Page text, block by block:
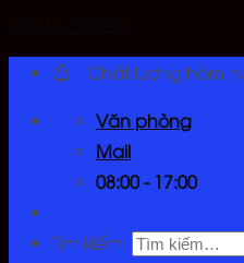
Chất lượng hôm
Văn phòng
Mail
08:00 - 17:00
Tìm kiếm: